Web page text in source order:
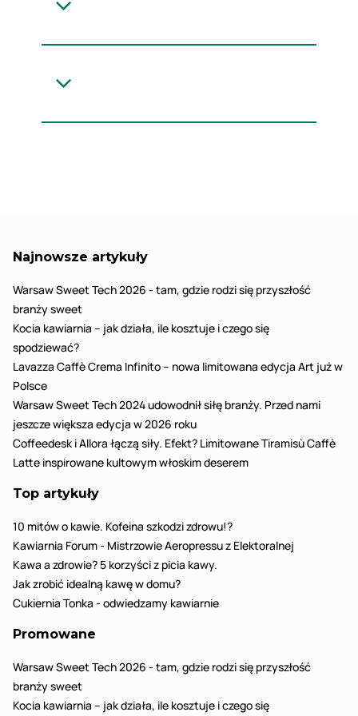
właśnie tu powinniście zajrzeć!
Najnowsze artykuły
Warsaw Sweet Tech 2026 - tam, gdzie rodzi się przyszłość
branży sweet
Kocia kawiarnia – jak działa, ile kosztuje i czego się
spodziewać?
Lavazza Caffè Crema Infinito – nowa limitowana edycja Art już w
Polsce
Warsaw Sweet Tech 2024 udowodnił siłę branży. Przed nami
jeszcze większa edycja w 2026 roku
Coffeedesk i Allora łączą siły. Efekt? Limitowane Tiramisù Caffè
Latte inspirowane kultowym włoskim deserem
Top artykuły
10 mitów o kawie. Kofeina szkodzi zdrowu!?
Kawiarnia Forum - Mistrzowie Aeropressu z Elektoralnej
Kawa a zdrowie? 5 korzyści z picia kawy.
Jak zrobić idealną kawę w domu?
Cukiernia Tonka - odwiedzamy kawiarnie
Promowane
Warsaw Sweet Tech 2026 - tam, gdzie rodzi się przyszłość
branży sweet
Kocia kawiarnia – jak działa, ile kosztuje i czego się